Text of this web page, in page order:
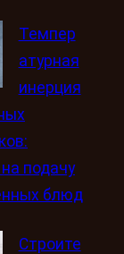
Темпер
атурная
инерция
подачу
блюд
Строите